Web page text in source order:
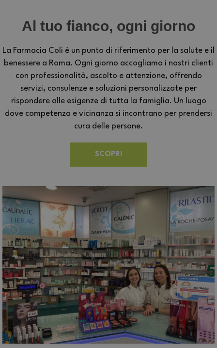
Al tuo fianco, ogni giorno
La Farmacia Coli è un punto di riferimento per la salute e il
benessere a Roma. Ogni giorno accogliamo i nostri clienti
con professionalità, ascolto e attenzione, offrendo
servizi, consulenze e soluzioni personalizzate per
rispondere alle esigenze di tutta la famiglia. Un luogo
dove competenza e vicinanza si incontrano per prendersi
cura delle persone.
SCOPRI